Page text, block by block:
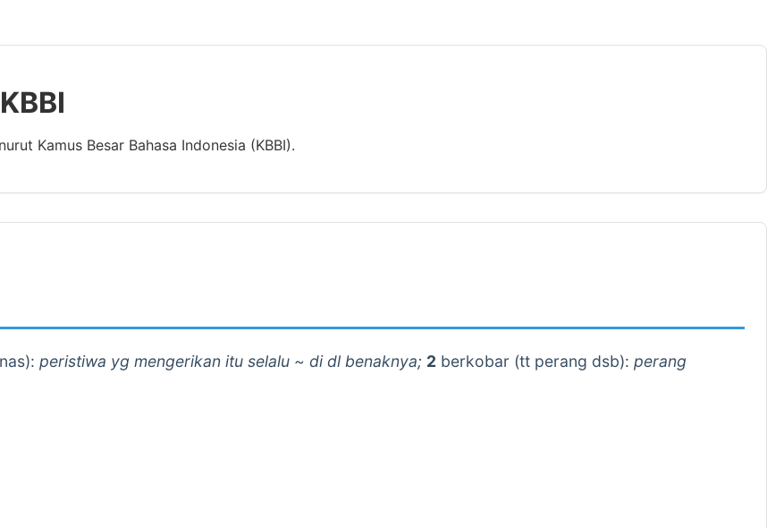
Kamus Besar Bahasa Indonesia (KBBI).
peristiwa yg mengerikan itu selalu ~ di dl benaknya; 2 berkobar (tt perang dsb): perang